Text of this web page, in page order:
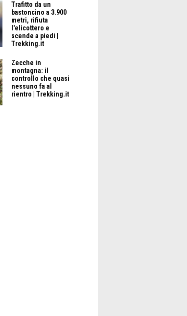
Trafitto da un
bastoncino a 3.900
metri, rifiuta
l'elicottero e
scende a piedi |
Trekking.it
Zecche in
montagna: il
controllo che quasi
nessuno fa al
rientro | Trekking.it